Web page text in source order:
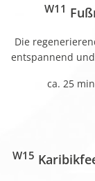
W11
Die
entspannend
ca. 25
W15